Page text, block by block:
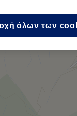
όλων των